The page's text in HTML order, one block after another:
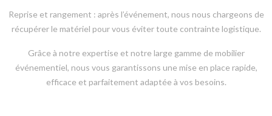
Reprise et rangement : après l’événement, nous nous chargeons de
récupérer le matériel pour vous éviter toute contrainte logistique.
Grâce à notre expertise et notre large gamme de mobilier
événementiel, nous vous garantissons une mise en place rapide,
efficace et parfaitement adaptée à vos besoins.